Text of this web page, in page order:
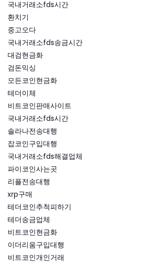
국내거래소fds시간
환치기
중고오다
국내거래소fds송금시간
대검현금화
검돈믹싱
모든코인현금화
테더이체
비트코인판매사이트
국내거래소fds시간
솔라나전송대행
잡코인구입대행
국내거래소fds해결업체
파이코인사는곳
리플전송대행
xrp구매
테더코인추척피하기
테더송금업체
비트코인현금화
이더리움구입대행
비트코인개인거래